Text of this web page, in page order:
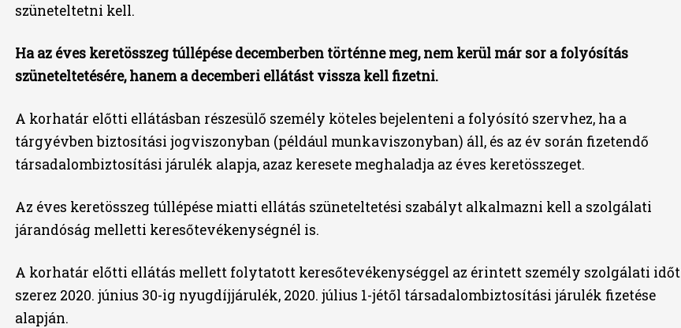
szüneteltetni kell.
Ha az éves keretösszeg túllépése decemberben történne meg, nem kerül már sor a folyósítás
szüneteltetésére, hanem a decemberi ellátást vissza kell fizetni.
A korhatár előtti ellátásban részesülő személy köteles bejelenteni a folyósító szervhez, ha a
tárgyévben biztosítási jogviszonyban (például munkaviszonyban) áll, és az év során fizetendő
társadalombiztosítási járulék alapja, azaz keresete meghaladja az éves keretösszeget.
Az éves keretösszeg túllépése miatti ellátás szüneteltetési szabályt alkalmazni kell a szolgálati
járandóság melletti keresőtevékenységnél is.
A korhatár előtti ellátás mellett folytatott keresőtevékenységgel az érintett személy szolgálati időt
szerez 2020. június 30-ig nyugdíjjárulék, 2020. július 1-jétől társadalombiztosítási járulék fizetése
alapján.